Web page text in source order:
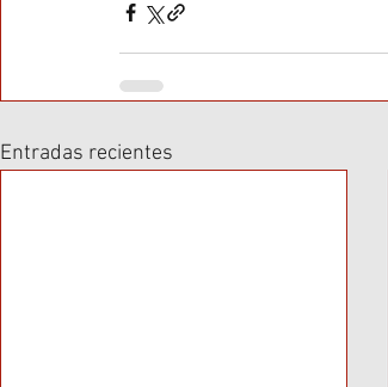
Entradas recientes